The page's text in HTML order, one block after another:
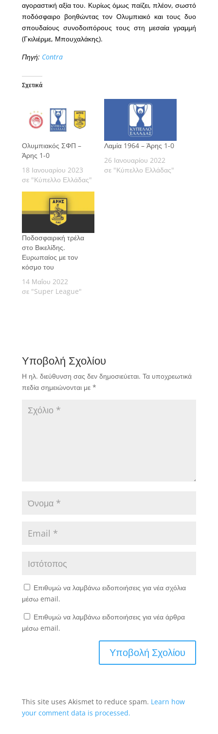
αγοραστική αξία του. Κυρίως όμως παίζει, πλέον, σωστό
ποδόσφαιρο βοηθώντας τον Ολυμπιακό και τους δυο
σπουδαίους συνοδοιπόρους τους στη μεσαία γραμμή
(Γκιλιέρμε, Μπουχαλάκης).
Πηγή: Contra
Σχετικά
Ολυμπιακός ΣΦΠ –
Άρης 1-0
18 Ιανουαρίου 2023
σε "Κύπελλο Ελλάδας"
Λαμία 1964 – Άρης 1-0
26 Ιανουαρίου 2022
σε "Κύπελλο Ελλάδας"
Ποδοσφαιρική τρέλα
στο Βικελίδης.
Ευρωπαίος με τον
κόσμο του
14 Μαΐου 2022
σε "Super League"
Υποβολή Σχολίου
Η ηλ. διεύθυνση σας δεν δημοσιεύεται. Τα υποχρεωτικά
πεδία σημειώνονται με *
Επιθυμώ να λαμβάνω ειδοποιήσεις για νέα σχόλια
μέσω email.
Επιθυμώ να λαμβάνω ειδοποιήσεις για νέα άρθρα
μέσω email.
This site uses Akismet to reduce spam. Learn how
your comment data is processed.